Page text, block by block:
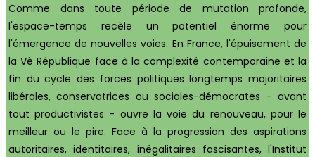
Comme dans toute période de mutation profonde,
l'espace-temps recèle un potentiel énorme pour
l'émergence de nouvelles voies. En France, l'épuisement de
la Vè République face à la complexité contemporaine et la
fin du cycle des forces politiques longtemps majoritaires
libérales, conservatrices ou sociales-démocrates - avant
tout productivistes - ouvre la voie du renouveau, pour le
meilleur ou le pire. Face à la progression des aspirations
autoritaires, identitaires, inégalitaires fascisantes, l'Institut